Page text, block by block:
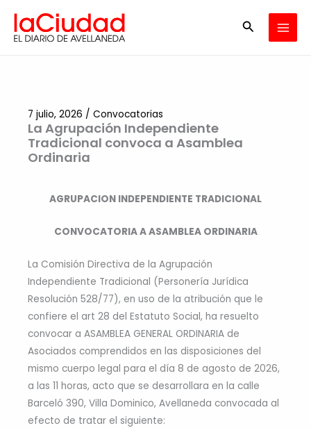
contenido
Buscar
La Agrupación Independiente
Tradicional convoca a Asamblea
Ordinaria
7 julio, 2026 / Convocatorias
AGRUPACION INDEPENDIENTE TRADICIONAL
CONVOCATORIA A ASAMBLEA ORDINARIA
La Comisión Directiva de la Agrupación
Independiente Tradicional (Personería Jurídica
Resolución 528/77), en uso de la atribución que le
confiere el art 28 del Estatuto Social, ha resuelto
convocar a ASAMBLEA GENERAL ORDINARIA de
Asociados comprendidos en las disposiciones del
mismo cuerpo legal para el día 8 de agosto de 2026,
a las 11 horas, acto que se desarrollara en la calle
Barceló 390, Villa Dominico, Avellaneda convocada al
efecto de tratar el siguiente: